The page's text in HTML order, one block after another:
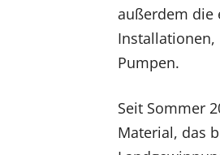
außerdem die
Installationen,
Pumpen.
Seit Sommer
Material, das